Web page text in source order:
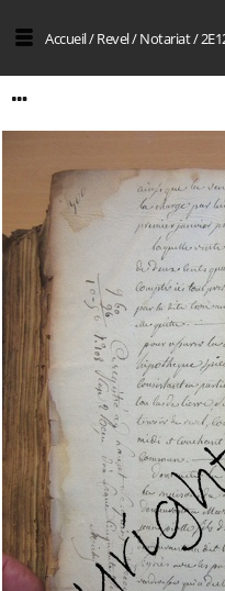
Accueil/Revel/Notariat/